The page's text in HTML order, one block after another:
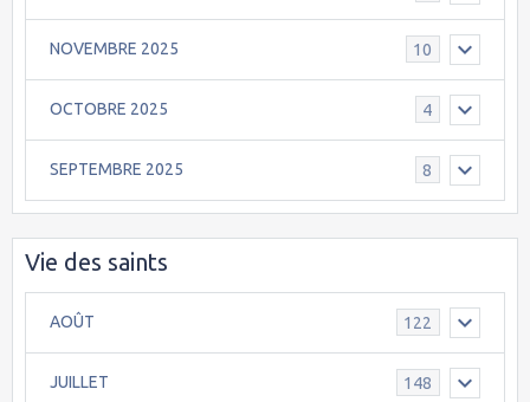
NOVEMBRE 2025 10
OCTOBRE 2025 4
SEPTEMBRE 2025 8
Vie des saints
AOÛT 122
JUILLET 148